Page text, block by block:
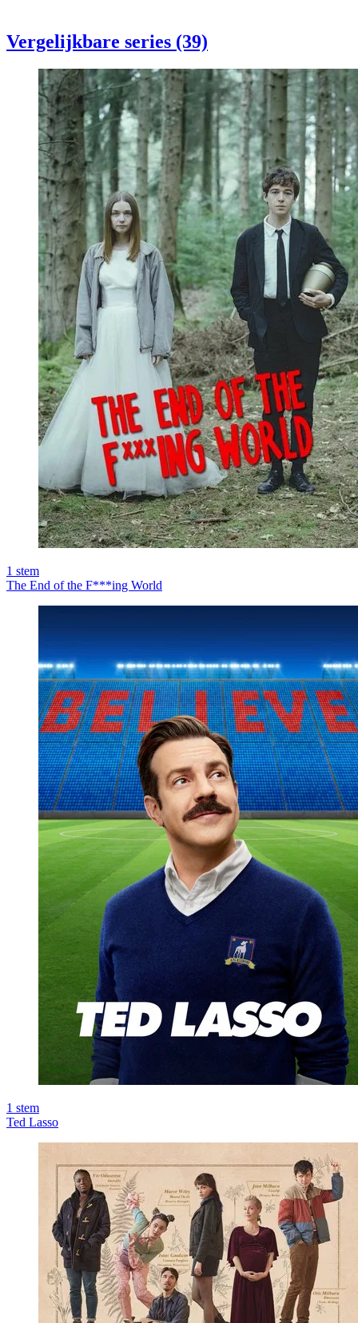
Vergelijkbare series (39)
1 stem
The End of the F***ing World
1 stem
Ted Lasso